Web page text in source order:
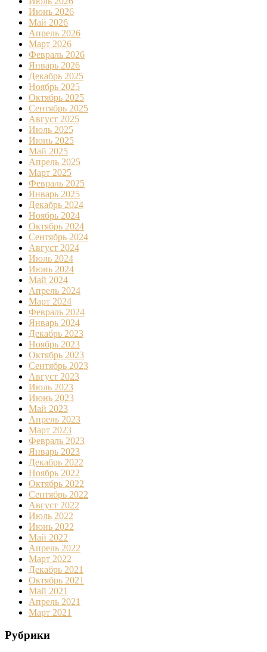
Июнь 2026
Май 2026
Апрель 2026
Март 2026
Февраль 2026
Январь 2026
Декабрь 2025
Ноябрь 2025
Октябрь 2025
Сентябрь 2025
Август 2025
Июль 2025
Июнь 2025
Май 2025
Апрель 2025
Март 2025
Февраль 2025
Январь 2025
Декабрь 2024
Ноябрь 2024
Октябрь 2024
Сентябрь 2024
Август 2024
Июль 2024
Июнь 2024
Май 2024
Апрель 2024
Март 2024
Февраль 2024
Январь 2024
Декабрь 2023
Ноябрь 2023
Октябрь 2023
Сентябрь 2023
Август 2023
Июль 2023
Июнь 2023
Май 2023
Апрель 2023
Март 2023
Февраль 2023
Январь 2023
Декабрь 2022
Ноябрь 2022
Октябрь 2022
Сентябрь 2022
Август 2022
Июль 2022
Июнь 2022
Май 2022
Апрель 2022
Март 2022
Декабрь 2021
Октябрь 2021
Май 2021
Апрель 2021
Март 2021
Рубрики